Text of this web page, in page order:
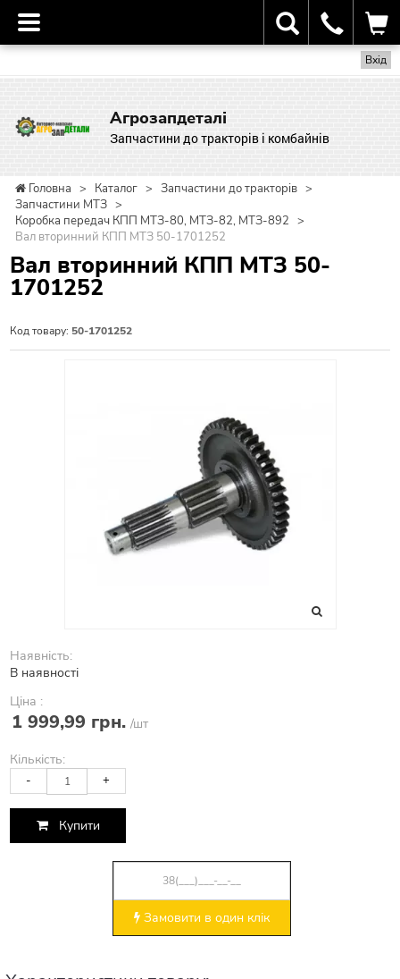
Вхід
Агрозапдеталі
Запчастини до тракторів і комбайнів
Головна > Каталог > Запчастини до тракторів >
Запчастини МТЗ >
Коробка передач КПП МТЗ-80, МТЗ-82, МТЗ-892 >
Вал вторинний КПП МТЗ 50-1701252
Вал вторинний КПП МТЗ 50-
1701252
Код товару: 50-1701252
Наявність:
В наявності
Ціна :
1 999,99 грн. /шт
Кількість:
- +
Купити
Замовити в один клік